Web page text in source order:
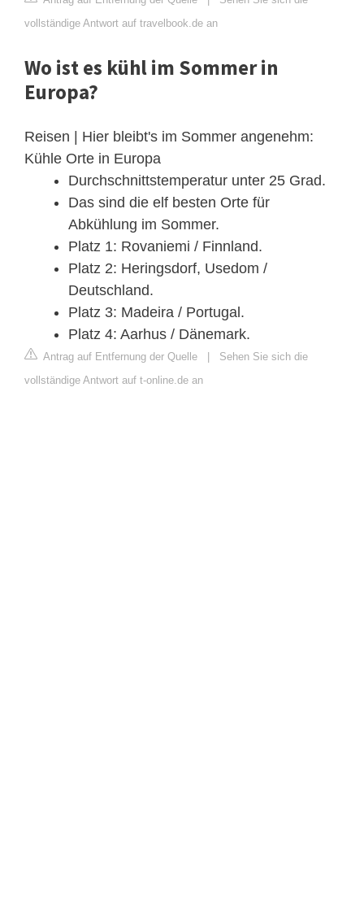
vollständige Antwort auf travelbook.de an
Wo ist es kühl im Sommer in
Europa?
Reisen | Hier bleibt's im Sommer angenehm:
Kühle Orte in Europa
Durchschnittstemperatur unter 25 Grad.
Das sind die elf besten Orte für
Abkühlung im Sommer.
Platz 1: Rovaniemi / Finnland.
Platz 2: Heringsdorf, Usedom /
Deutschland.
Platz 3: Madeira / Portugal.
Platz 4: Aarhus / Dänemark.
Antrag auf Entfernung der Quelle | Sehen Sie sich die
vollständige Antwort auf t-online.de an